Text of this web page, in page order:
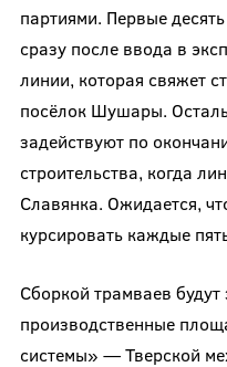
партиями. Первые
сразу после ввода в
линии, которая свяжет
посёлок Шушары.
задействуют по
строительства, когда
Славянка. Ожидается,
курсировать каждые
Сборкой трамваев будут
производственные
системы» — Тверской